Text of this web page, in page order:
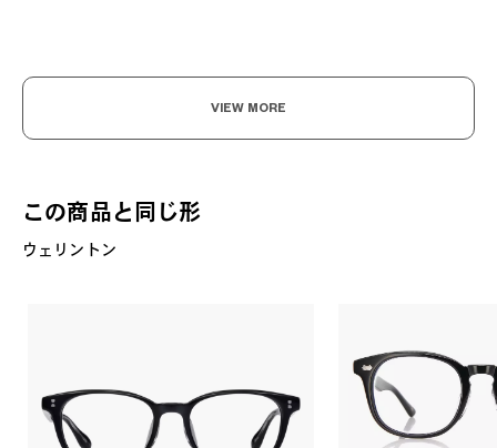
VIEW MORE
この商品と同じ形
ウェリントン